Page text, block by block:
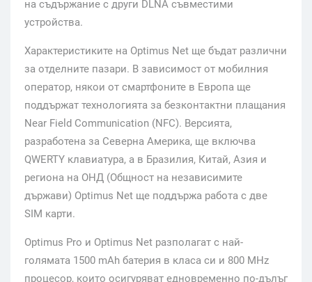
на съдържание с други DLNA съвместими
устройства.
Характеристиките на Optimus Net ще бъдат различни
за отделните пазари. В зависимост от мобилния
оператор, някои от смартфоните в Европа ще
поддържат технологията за безконтактни плащания
Near Field Communication (NFC). Версията,
разработена за Северна Америка, ще включва
QWERTY клавиатура, а в Бразилия, Китай, Азия и
региона на ОНД (Общност на независимите
държави) Optimus Net ще поддържа работа с две
SIM карти.
Optimus Pro и Optimus Net разполагат с най-
голямата 1500 mAh батерия в класа си и 800 MHz
процесор, които осигуряват едновременно по-дълъг